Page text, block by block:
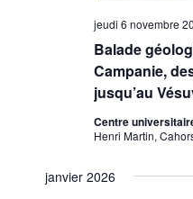
Balade
Campanie,
jusqu’au
jeudi 6 novembre
Centre
Henri Martin,
janvier 2026